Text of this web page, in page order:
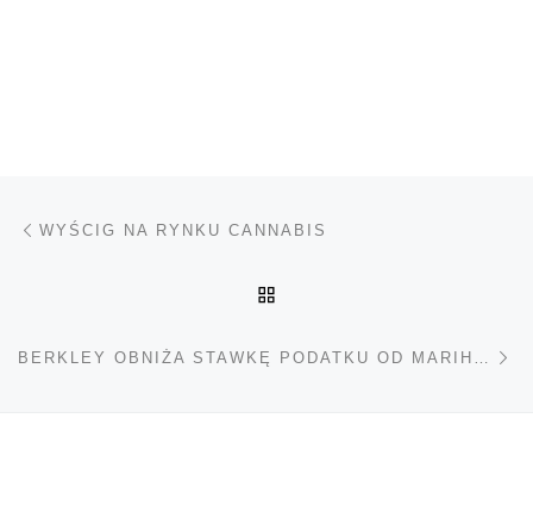
Nawigacja wpisu
WYŚCIG NA RYNKU CANNABIS